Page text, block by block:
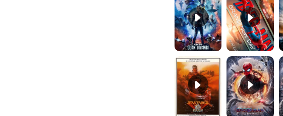
Star Trek II: la ira de Khan Tráiler VO Spider-Man: No Way Home Teaser